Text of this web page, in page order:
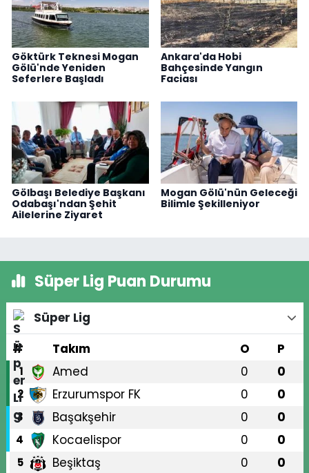
Göktürk Teknesi Mogan
Gölü'nde Yeniden
Seferlere Başladı
Ankara'da Hobi
Bahçesinde Yangın
Faciası
Gölbaşı Belediye Başkanı
Odabaşı'ndan Şehit
Ailelerine Ziyaret
Mogan Gölü'nün Geleceği
Bilimle Şekilleniyor
Süper Lig Puan Durumu
Süper Lig
#
Takım O P
1 Amed 0 0
2 Erzurumspor FK 0 0
3 Başakşehir 0 0
4 Kocaelispor 0 0
5 Beşiktaş 0 0